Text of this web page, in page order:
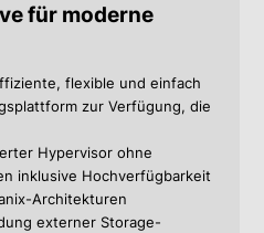
für moderne
flexible und einfach
zur Verfügung, die
Hypervisor ohne
inklusive Hochverfügbarkeit
Architekturen
externer Storage-